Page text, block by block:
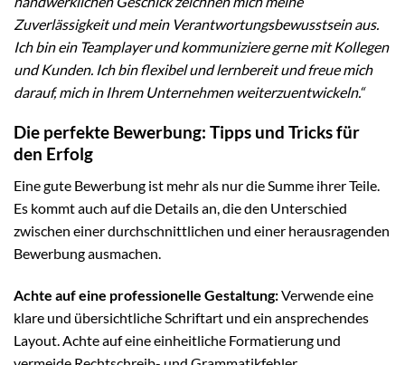
Zuverlässigkeit und mein Verantwortungsbewusstsein aus.
Ich bin ein Teamplayer und kommuniziere gerne mit Kollegen
und Kunden. Ich bin flexibel und lernbereit und freue mich
darauf, mich in Ihrem Unternehmen weiterzuentwickeln.“
Die perfekte Bewerbung: Tipps und Tricks für
den Erfolg
Eine gute Bewerbung ist mehr als nur die Summe ihrer Teile.
Es kommt auch auf die Details an, die den Unterschied
zwischen einer durchschnittlichen und einer herausragenden
Bewerbung ausmachen.
Achte auf eine professionelle Gestaltung:Verwende eine
klare und übersichtliche Schriftart und ein ansprechendes
Layout. Achte auf eine einheitliche Formatierung und